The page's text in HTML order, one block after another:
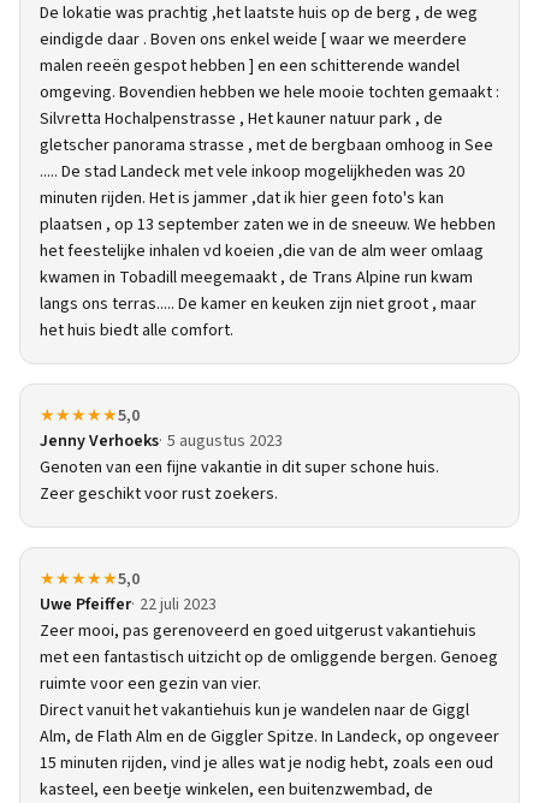
De lokatie was prachtig ,het laatste huis op de berg , de weg
eindigde daar . Boven ons enkel weide [ waar we meerdere
malen reeën gespot hebben ] en een schitterende wandel
omgeving. Bovendien hebben we hele mooie tochten gemaakt :
Silvretta Hochalpenstrasse , Het kauner natuur park , de
gletscher panorama strasse , met de bergbaan omhoog in See
..... De stad Landeck met vele inkoop mogelijkheden was 20
minuten rijden. Het is jammer ,dat ik hier geen foto's kan
plaatsen , op 13 september zaten we in de sneeuw. We hebben
het feestelijke inhalen vd koeien ,die van de alm weer omlaag
kwamen in Tobadill meegemaakt , de Trans Alpine run kwam
langs ons terras..... De kamer en keuken zijn niet groot , maar
het huis biedt alle comfort.
★★★★★5,0
Jenny Verhoeks 5 augustus 2023
Genoten van een fijne vakantie in dit super schone huis.
Zeer geschikt voor rust zoekers.
★★★★★5,0
Uwe Pfeiffer 22 juli 2023
Zeer mooi, pas gerenoveerd en goed uitgerust vakantiehuis
met een fantastisch uitzicht op de omliggende bergen. Genoeg
ruimte voor een gezin van vier.
Direct vanuit het vakantiehuis kun je wandelen naar de Giggl
Alm, de Flath Alm en de Giggler Spitze. In Landeck, op ongeveer
15 minuten rijden, vind je alles wat je nodig hebt, zoals een oud
kasteel, een beetje winkelen, een buitenzwembad, de